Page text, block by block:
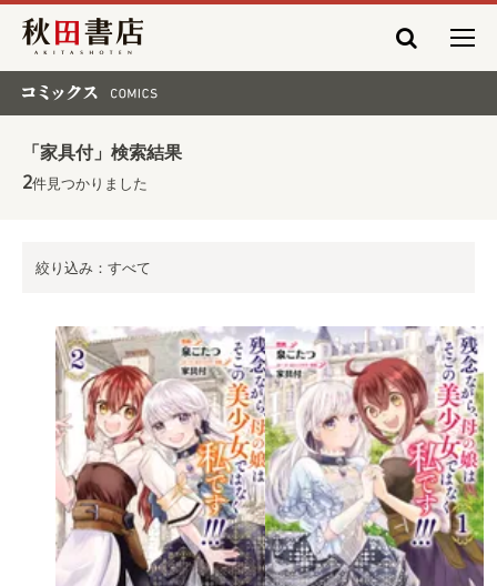
秋田書店
「家具付」検索結果
2件見つかりました
絞り込み：すべて